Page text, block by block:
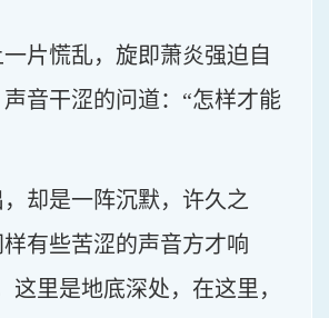
片慌乱，旋即萧炎强迫自
音干涩的问道：“怎样才能
却是一阵沉默，许久之
有些苦涩的声音方才响
这里是地底深处，在这里，